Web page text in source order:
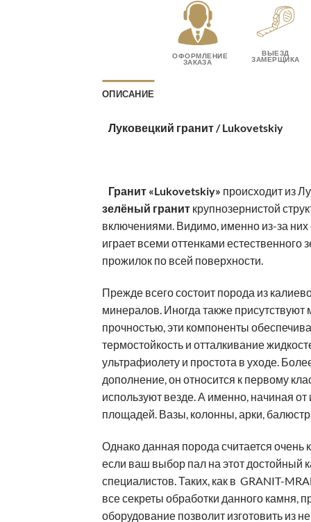
ОФОРМЛЕНИЕ
ЗАКАЗА
ВЫЕЗД
ЗАМЕРЩИКА
ОПИСАНИЕ
Луковецкий гранит /Lukovetskiy
Гранит «Lukovetskiy» происходит из
зелёный гранит крупнозернистой
включениями. Видимо, именно из-за
играет всеми оттенками
прожилок по всей поверхности.
Прежде всего состоит порода из
минералов. Иногда также
прочностью, эти компоненты
термостойкость и отталкивание
ультрафиолету и простота в уходе.
дополнение, он относится к первому
используют везде. А именно, начиная
площадей. Вазы, колонны, арки,
Однако данная порода считается очень
если ваш выбор пал на этот достойный
специалистов. Таких, как в GRANIT-
все секреты обработки данного камня,
оборудование позволит изготовить из